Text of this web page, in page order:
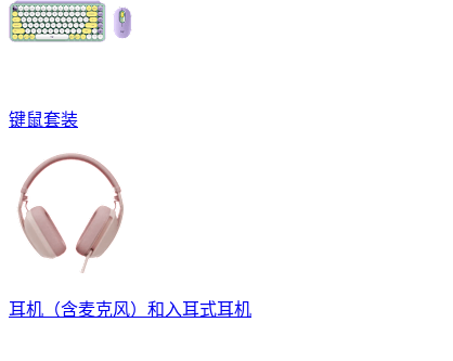
键鼠套装
耳机（含麦克风）和入耳式耳机